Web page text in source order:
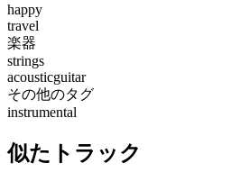
happy
travel
楽器
strings
acousticguitar
その他のタグ
instrumental
似たトラック